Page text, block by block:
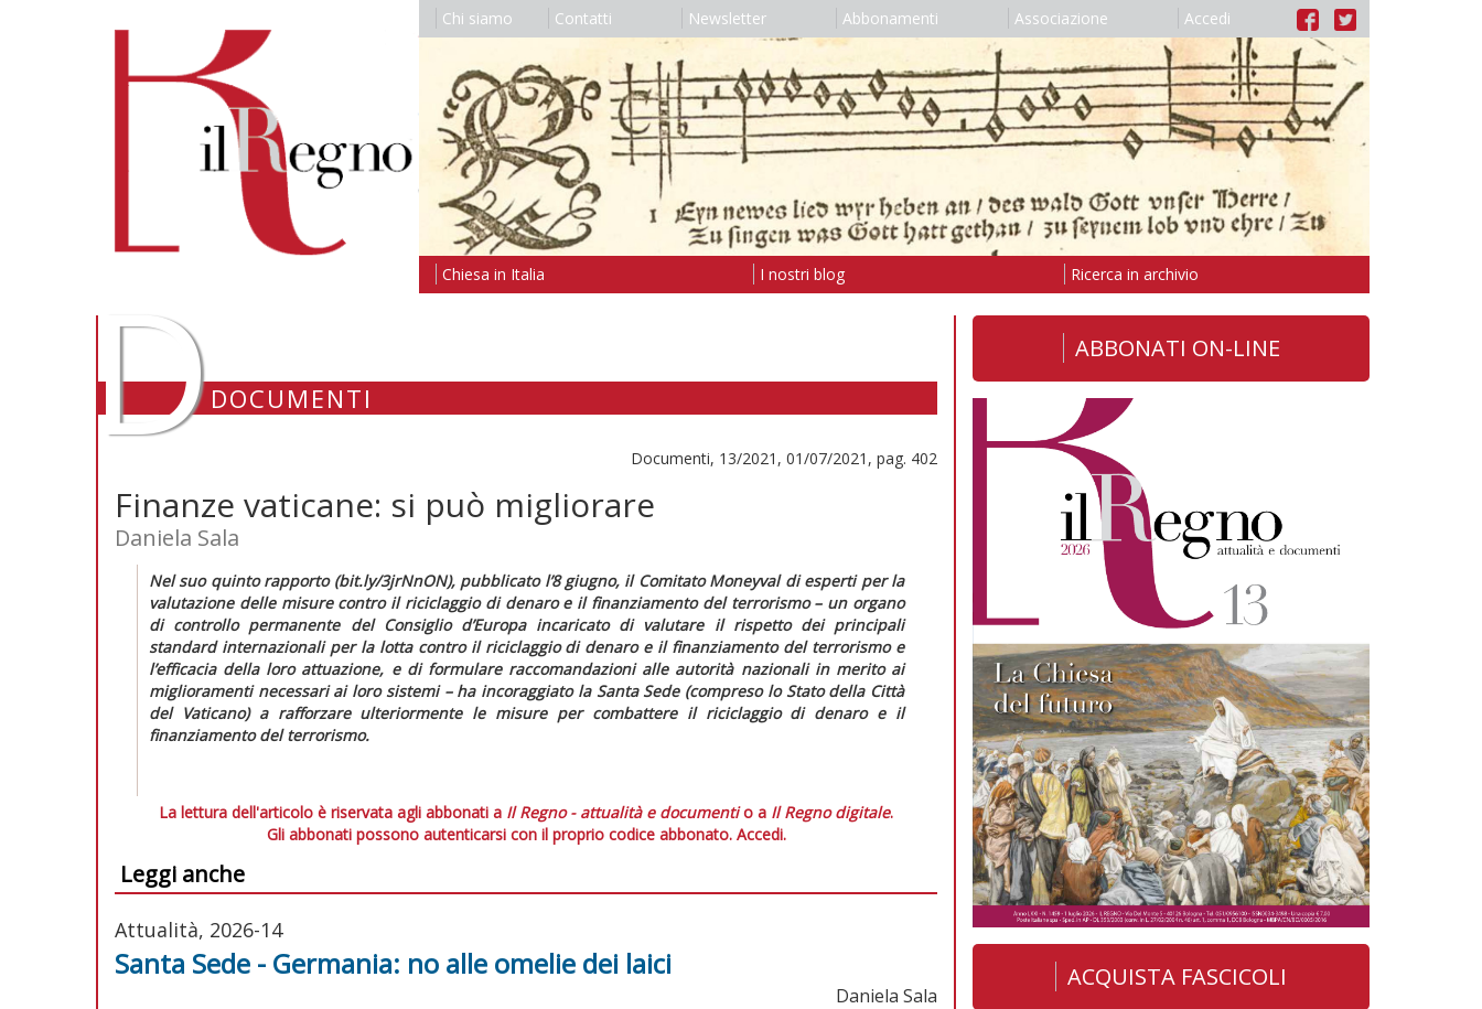
Chi siamo Contatti Newsletter Abbonamenti Associazione Accedi
Chiesa in Italia I nostri blog Ricerca in archivio
DDOCUMENTI
Documenti, 13/2021, 01/07/2021, pag. 402
Finanze vaticane: si può migliorare
Daniela Sala
Nel suo quinto rapporto (bit.ly/3jrNnON), pubblicato l’8 giugno, il Comitato Moneyval di esperti per la
valutazione delle misure contro il riciclaggio di denaro e il finanziamento del terrorismo – un organo
di controllo permanente del Consiglio d’Europa incaricato di valutare il rispetto dei principali
standard internazionali per la lotta contro il riciclaggio di denaro e il finanziamento del terrorismo e
l’efficacia della loro attuazione, e di formulare raccomandazioni alle autorità nazionali in merito ai
miglioramenti necessari ai loro sistemi – ha incoraggiato la Santa Sede (compreso lo Stato della Città
del Vaticano) a rafforzare ulteriormente le misure per combattere il riciclaggio di denaro e il
finanziamento del terrorismo.
La lettura dell'articolo è riservata agli abbonati a Il Regno - attualità e documentio a Il Regno digitale.
Gli abbonati possono autenticarsi con il proprio codice abbonato. Accedi.
Leggi anche
Attualità, 2026-14
Santa Sede - Germania: no alle omelie dei laici
Daniela Sala
ABBONATI ON-LINE
ACQUISTA FASCICOLI